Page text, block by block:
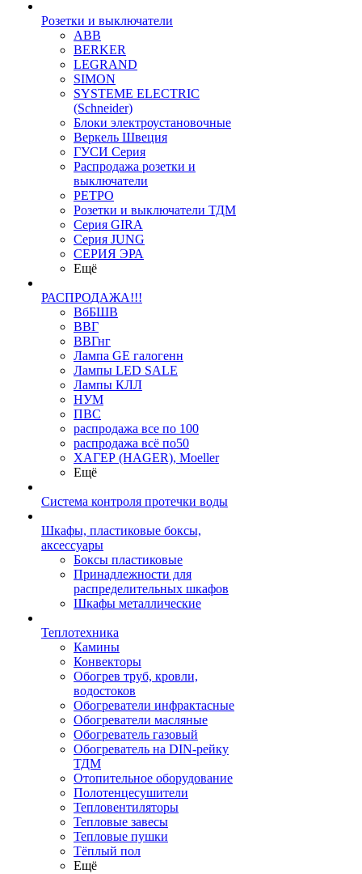
Розетки и выключатели
ABB
BERKER
LEGRAND
SIMON
SYSTEME ELECTRIC
(Schneider)
Блоки электроустановочные
Веркель Швеция
ГУСИ Серия
Распродажа розетки и
выключатели
РЕТРО
Розетки и выключатели ТДМ
Серия GIRA
Серия JUNG
СЕРИЯ ЭРА
Ещё
РАСПРОДАЖА!!!
ВбБШВ
ВВГ
ВВГнг
Лампа GE галогенн
Лампы LED SALE
Лампы КЛЛ
НУМ
ПВС
распродажа все по 100
распродажа всё по50
ХАГЕР (HAGER), Moeller
Ещё
Система контроля протечки воды
Шкафы, пластиковые боксы,
аксессуары
Боксы пластиковые
Принадлежности для
распределительных шкафов
Шкафы металлические
Теплотехника
Камины
Конвекторы
Обогрев труб, кровли,
водостоков
Обогреватели инфрактасные
Обогреватели масляные
Обогреватель газовый
Обогреватель на DIN-рейку
ТДМ
Отопительное оборудование
Полотенцесушители
Тепловентиляторы
Тепловые завесы
Тепловые пушки
Тёплый пол
Ещё